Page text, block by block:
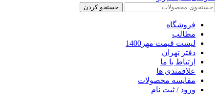
جستجو کردن
فروشگاه
مطالب
لیست قیمت مهر1400
دفتر تهران
ارتباط با ما
علاقمندی ها
مقایسه محصولات
ورود / ثبت نام